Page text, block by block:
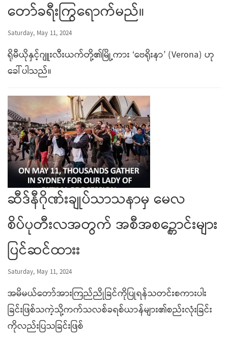
တော်ခရီးကြွရောက်မည်။
Saturday, May 11, 2024
ရိုမီယိုနှင့်ဂျူးလီးယက်တို့၏မြို့ကား ‘ဗေရိုးနာ’ (Verona) ဟု
ခေါ်ပါသည်။
ဆီဒ်နီဂိုဏ်းချုပ်သာသနာမှ မေလ
စိပ်ပုတီးလအတွက် အစီအစဉ္ကောင်းများ
ပြင်ဆင်ထားး
Saturday, May 11, 2024
အမိမယ်တော်အားကြည်ညိုခြင်ကိုပြုရန်သတင်းစကားပါး
ခြင်းဖြစ်သကဲ့သို့ကက်သလစ်ခရစ်ယာန်များ၏စည်းလုံးခြင်း
ကိုလည်းပြသခြင်းဖြစ်